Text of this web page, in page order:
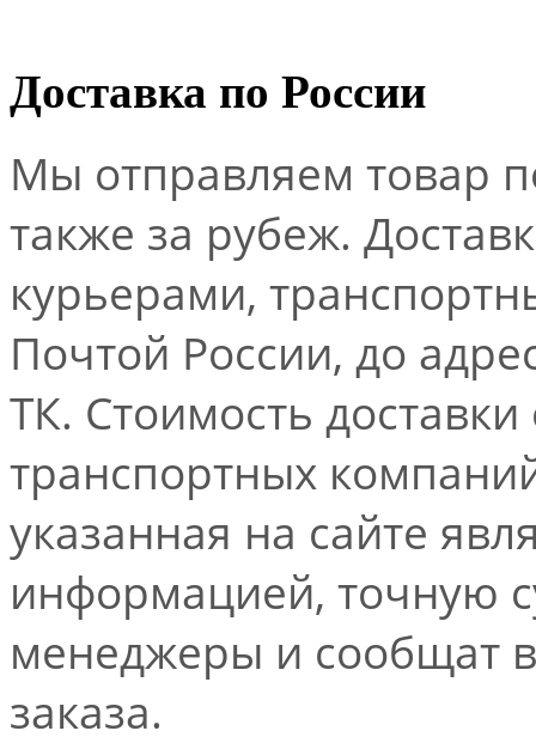
Доставка по России
Мы отправляем товар
также за рубеж.
курьерами,
Почтой России, до
ТК. Стоимость
транспортных
указанная на сайте
информацией, точную
менеджеры и сообщат
заказа.